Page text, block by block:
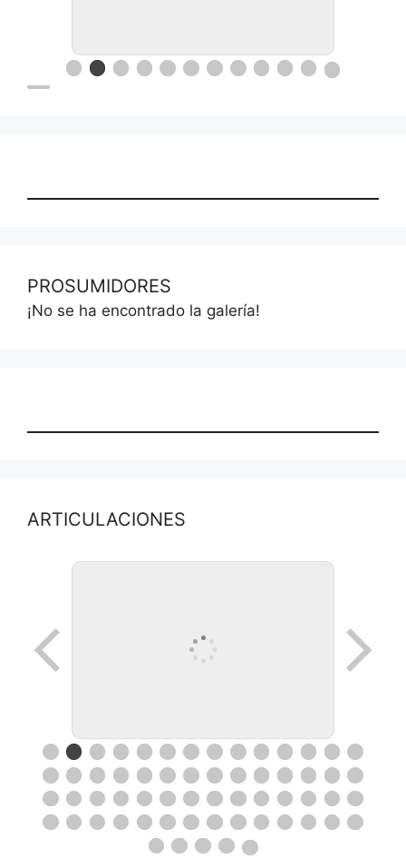
PROSUMIDORES
¡No se ha encontrado la galería!
ARTICULACIONES